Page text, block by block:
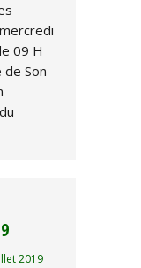
09 H
Son
2019